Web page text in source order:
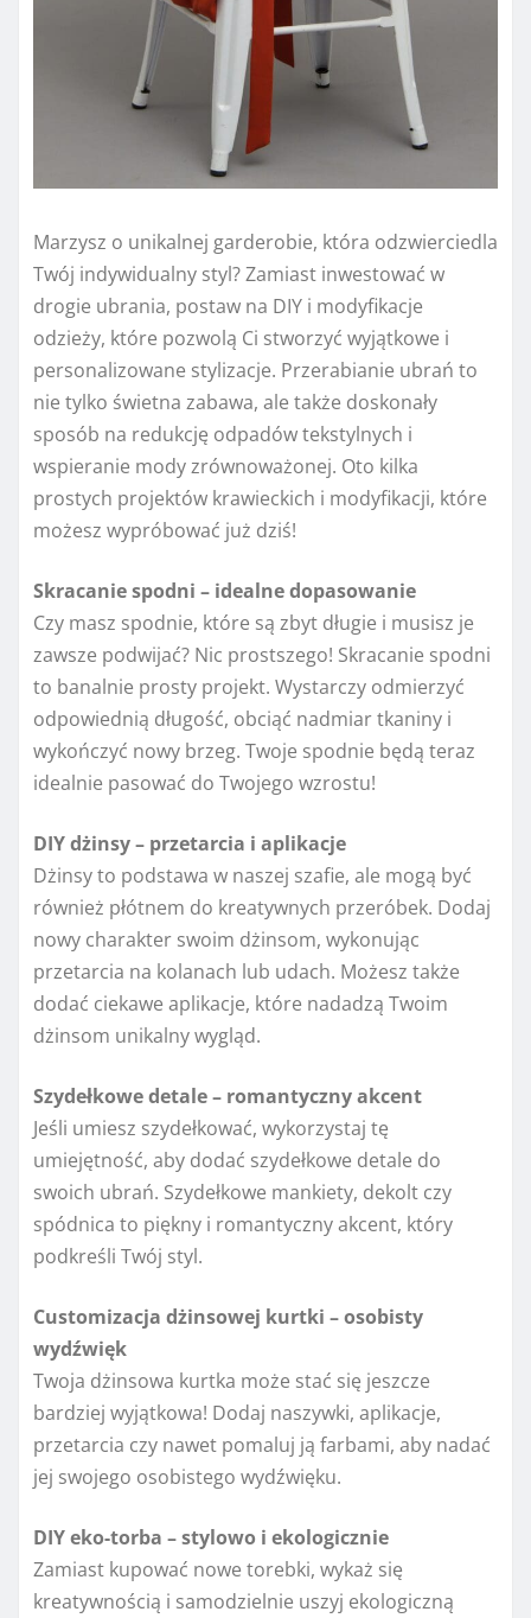
Marzysz o unikalnej garderobie, która odzwierciedla
Twój indywidualny styl? Zamiast inwestować w
drogie ubrania, postaw na DIY i modyfikacje
odzieży, które pozwolą Ci stworzyć wyjątkowe i
personalizowane stylizacje. Przerabianie ubrań to
nie tylko świetna zabawa, ale także doskonały
sposób na redukcję odpadów tekstylnych i
wspieranie mody zrównoważonej. Oto kilka
prostych projektów krawieckich i modyfikacji, które
możesz wypróbować już dziś!
Skracanie spodni – idealne dopasowanie
Czy masz spodnie, które są zbyt długie i musisz je
zawsze podwijać? Nic prostszego! Skracanie spodni
to banalnie prosty projekt. Wystarczy odmierzyć
odpowiednią długość, obciąć nadmiar tkaniny i
wykończyć nowy brzeg. Twoje spodnie będą teraz
idealnie pasować do Twojego wzrostu!
DIY dżinsy – przetarcia i aplikacje
Dżinsy to podstawa w naszej szafie, ale mogą być
również płótnem do kreatywnych przeróbek. Dodaj
nowy charakter swoim dżinsom, wykonując
przetarcia na kolanach lub udach. Możesz także
dodać ciekawe aplikacje, które nadadzą Twoim
dżinsom unikalny wygląd.
Szydełkowe detale – romantyczny akcent
Jeśli umiesz szydełkować, wykorzystaj tę
umiejętność, aby dodać szydełkowe detale do
swoich ubrań. Szydełkowe mankiety, dekolt czy
spódnica to piękny i romantyczny akcent, który
podkreśli Twój styl.
Customizacja dżinsowej kurtki – osobisty
wydźwięk
Twoja dżinsowa kurtka może stać się jeszcze
bardziej wyjątkowa! Dodaj naszywki, aplikacje,
przetarcia czy nawet pomaluj ją farbami, aby nadać
jej swojego osobistego wydźwięku.
DIY eko-torba – stylowo i ekologicznie
Zamiast kupować nowe torebki, wykaż się
kreatywnością i samodzielnie uszyj ekologiczną